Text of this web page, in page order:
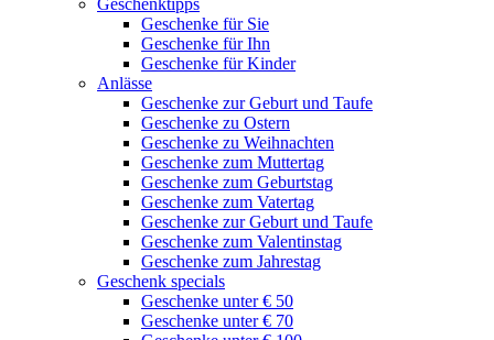
Geschenktipps
Geschenke für Sie
Geschenke für Ihn
Geschenke für Kinder
Anlässe
Geschenke zur Geburt und Taufe
Geschenke zu Ostern
Geschenke zu Weihnachten
Geschenke zum Muttertag
Geschenke zum Geburtstag
Geschenke zum Vatertag
Geschenke zur Geburt und Taufe
Geschenke zum Valentinstag
Geschenke zum Jahrestag
Geschenk specials
Geschenke unter € 50
Geschenke unter € 70